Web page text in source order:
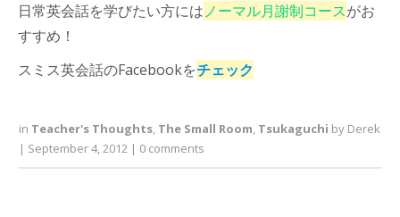
日常英会話を学びたい方にはノーマル月謝制コースがお
すすめ！
スミス英会話のFacebookをチェック
in Teacher's Thoughts, The Small Room, Tsukaguchi by Derek
| September 4, 2012 | 0 comments